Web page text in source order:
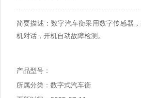
简要描述：数字汽车衡采用数字传感器
机对话，开机自动故障检测。
产品型号：
所属分类：数字式汽车衡